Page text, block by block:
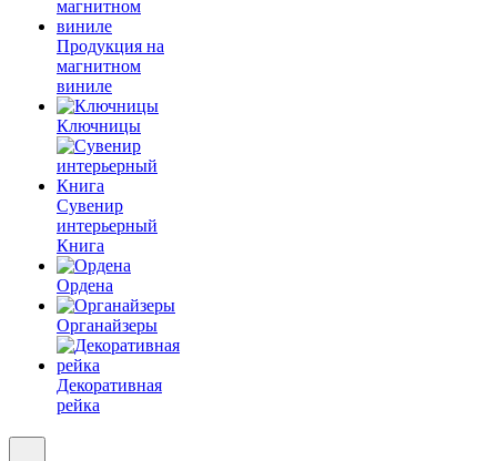
Продукция на
магнитном
виниле
Ключницы
Сувенир
интерьерный
Книга
Ордена
Органайзеры
Декоративная
рейка